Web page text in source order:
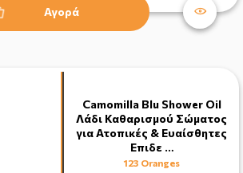
Αγορά
Camomilla Blu Shower Oil
Λάδι Καθαρισμού Σώματος
για Ατοπικές & Ευαίσθητες
Επιδε …
123 Oranges